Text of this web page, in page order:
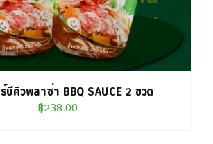
บีคิวพลาซ่า BBQ SAUCE 2 ขวด
฿238.00